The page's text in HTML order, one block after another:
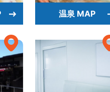
温泉 MAP